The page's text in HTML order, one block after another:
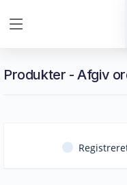
Produkter - Afgiv